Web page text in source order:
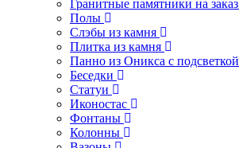
Гранитные памятники на заказ
Полы
Слэбы из камня
Плитка из камня
Панно из Оникса с подсветкой
Беседки
Статуи
Иконостас
Фонтаны
Колонны